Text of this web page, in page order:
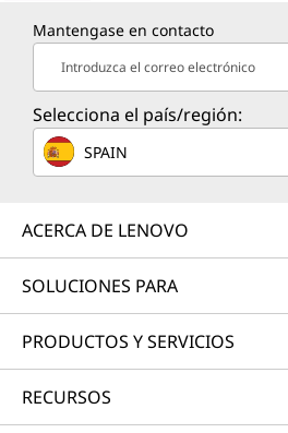
Mantengase en contacto
Introduzca el correo electrónico
Selecciona el país/región:
SPAIN
ACERCA DE LENOVO
SOLUCIONES PARA
PRODUCTOS Y SERVICIOS
RECURSOS